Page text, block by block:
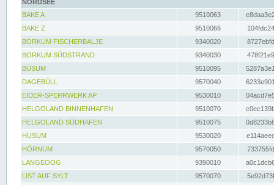
NORDSEE
BAKE A
9510063
BAKE Z
9510066
BORKUM FISCHERBALJE
9340020
BORKUM SÜDSTRAND
9340030
BÜSUM
9510095
DAGEBÜLL
9570040
EIDER-SPERRWERK AP
9530010
HELGOLAND BINNENHAFEN
9510070
HELGOLAND SÜDHAFEN
9510075
HUSUM
9530020
HÖRNUM
9570050
LANGEOOG
9390010
LIST AUF SYLT
9570070